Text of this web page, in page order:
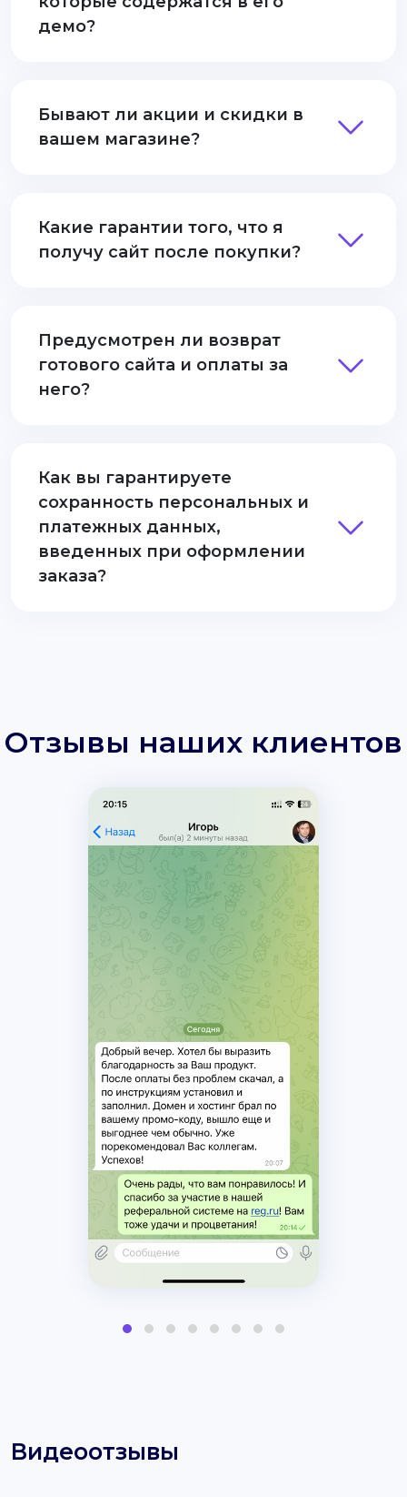
демо?
Бывают ли акции и скидки в
вашем магазине?
Какие гарантии того, что я
получу сайт после покупки?
Предусмотрен ли возврат
готового сайта и оплаты за
него?
Как вы гарантируете
сохранность персональных и
платежных данных,
введенных при оформлении
заказа?
Отзывы наших клиентов
Видеоотзывы